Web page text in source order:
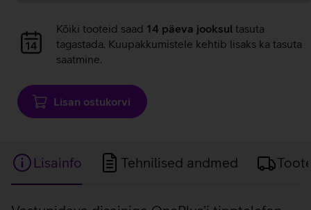
Andmete
laadimine
Kõiki tooteid saad 14 päeva jooksul tasuta
tagastada. Kuupakkumistele kehtib lisaks ka tasuta
saatmine.
Lisan ostukorvi
Lisainfo Tehnilised andmed